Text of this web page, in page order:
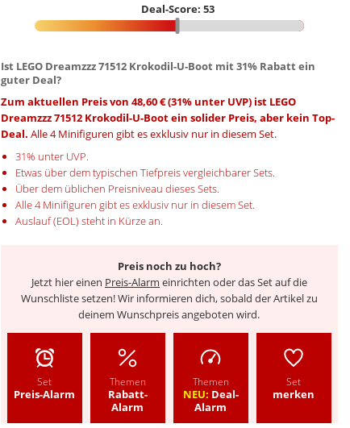
Deal-Score: 53
Ist LEGO Dreamzzz 71512 Krokodil-U-Boot mit 31% Rabatt ein
guter Deal?
Zum aktuellen Preis von 48,60 € (31% unter UVP) ist LEGO
Dreamzzz 71512 Krokodil-U-Boot ein solider Preis, aber kein Top-
Deal. Alle 4 Minifiguren gibt es exklusiv nur in diesem Set.
31% unter UVP.
Etwas über dem typischen Tiefpreis vergleichbarer Sets.
Über dem üblichen Preisniveau dieses Sets.
Alle 4 Minifiguren gibt es exklusiv nur in diesem Set.
Auslauf (EOL) steht in Kürze an.
Preis noch zu hoch?
Jetzt hier einen Preis-Alarm einrichten oder das Set auf die
Wunschliste setzen! Wir informieren dich, sobald der Artikel zu
deinem Wunschpreis angeboten wird.
Set
Preis-Alarm
Themen
Rabatt-
Alarm
Themen
NEU: Deal-
Alarm
Set
merken